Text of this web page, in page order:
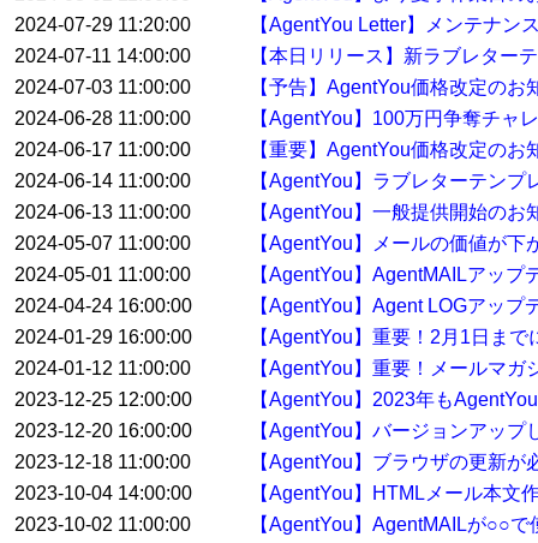
2024-07-29 11:20:00
【AgentYou Letter】メンテナン
2024-07-11 14:00:00
【本日リリース】新ラブレター
2024-07-03 11:00:00
【予告】AgentYou価格改定のお
2024-06-28 11:00:00
【AgentYou】100万円争奪チャ
2024-06-17 11:00:00
【重要】AgentYou価格改定のお
2024-06-14 11:00:00
【AgentYou】ラブレターテン
2024-06-13 11:00:00
【AgentYou】一般提供開始のお
2024-05-07 11:00:00
【AgentYou】メールの価値が
2024-05-01 11:00:00
【AgentYou】AgentMAILアップ
2024-04-24 16:00:00
【AgentYou】Agent LOGアップ
2024-01-29 16:00:00
【AgentYou】重要！2月1日ま
2024-01-12 11:00:00
【AgentYou】重要！メールマ
2023-12-25 12:00:00
【AgentYou】2023年も
2023-12-20 16:00:00
【AgentYou】バージョンアッ
2023-12-18 11:00:00
【AgentYou】ブラウザの更新が
2023-10-04 14:00:00
【AgentYou】HTMLメール本文
2023-10-02 11:00:00
【AgentYou】AgentMAILが○○